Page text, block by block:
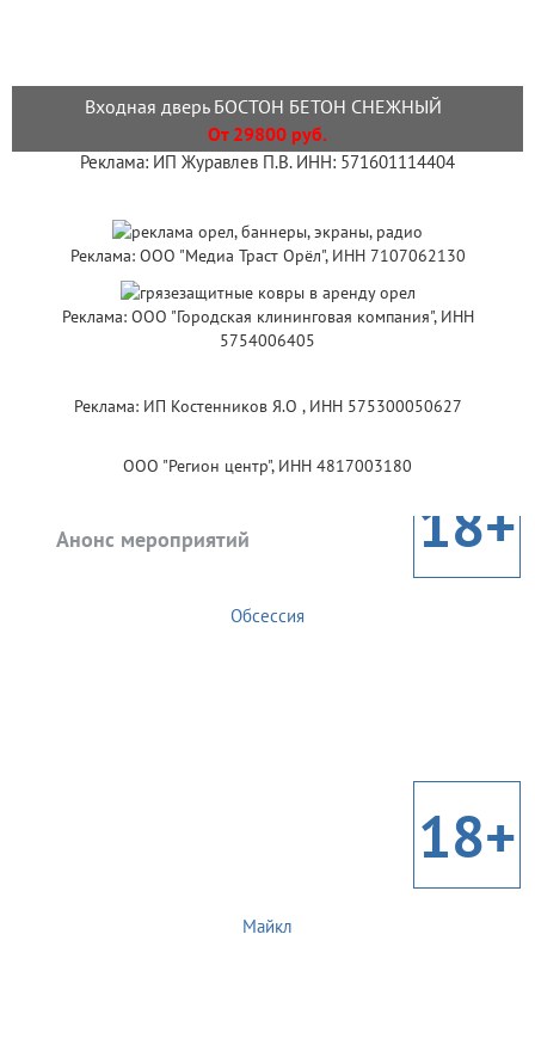
Входная дверь БОСТОН БЕТОН СНЕЖНЫЙ
От 29800 руб.
Реклама: ИП Журавлев П.В. ИНН: 571601114404
Реклама: ООО "Медиа Траст Орёл", ИНН 7107062130
Реклама: ООО "Городская клининговая компания", ИНН
5754006405
Реклама: ИП Костенников Я.О , ИНН 575300050627
ООО "Регион центр", ИНН 4817003180
Анонс мероприятий 18+
Обсессия
18+
Майкл